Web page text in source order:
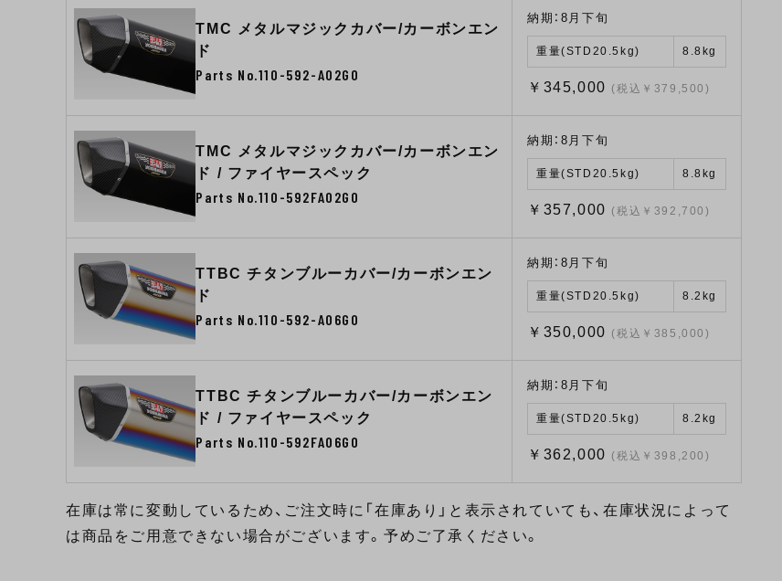
TMC メタルマジックカバー/カーボンエン
ド
Parts No.110-592-A02G0
納期：8月下旬
重量(STD20.5kg) 8.8kg
￥345,000 (税込￥379,500)
TMC メタルマジックカバー/カーボンエン
ド / ファイヤースペック
Parts No.110-592FA02G0
納期：8月下旬
重量(STD20.5kg) 8.8kg
￥357,000 (税込￥392,700)
TTBC チタンブルーカバー/カーボンエン
ド
Parts No.110-592-A06G0
納期：8月下旬
重量(STD20.5kg) 8.2kg
￥350,000 (税込￥385,000)
TTBC チタンブルーカバー/カーボンエン
ド / ファイヤースペック
Parts No.110-592FA06G0
納期：8月下旬
重量(STD20.5kg) 8.2kg
￥362,000 (税込￥398,200)
在庫は常に変動しているため、ご注文時に「在庫あり」と表示されていても、在庫状況によって
は商品をご用意できない場合がございます。予めご了承ください。